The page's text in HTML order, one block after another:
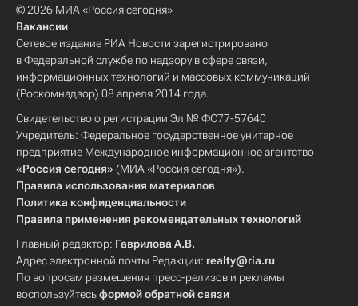
© 2026 МИА «Россия сегодня»
Вакансии
Сетевое издание РИА Новости зарегистрировано
в Федеральной службе по надзору в сфере связи,
информационных технологий и массовых коммуникаций
(Роскомнадзор) 08 апреля 2014 года.
Свидетельство о регистрации Эл № ФС77-57640
Учредитель: Федеральное государственное унитарное
предприятие Международное информационное агентство
«Россия сегодня» (МИА «Россия сегодня»).
Правила использования материалов
Политика конфиденциальности
Правила применения рекомендательных технологий
Главный редактор: Гаврилова А.В.
Адрес электронной почты Редакции: realty@ria.ru
По вопросам размещения пресс-релизов и рекламы
воспользуйтесьформой обратной связи